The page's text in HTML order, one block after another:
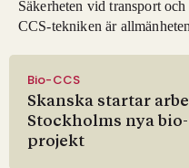
Säkerheten vid transport
CCS-tekniken är
Bio-CCS
Skanska startar
Stockholms nya bio-
projekt